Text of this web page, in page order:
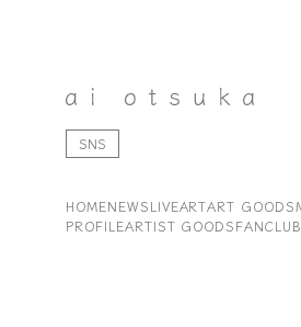
SNS
HOMENEWSLIVEARTART GOODS
PROFILEARTIST GOODSFANCLUB